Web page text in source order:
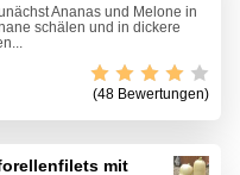
Ananas und Melone in
schälen und in dickere
(48 Bewertungen)
mit